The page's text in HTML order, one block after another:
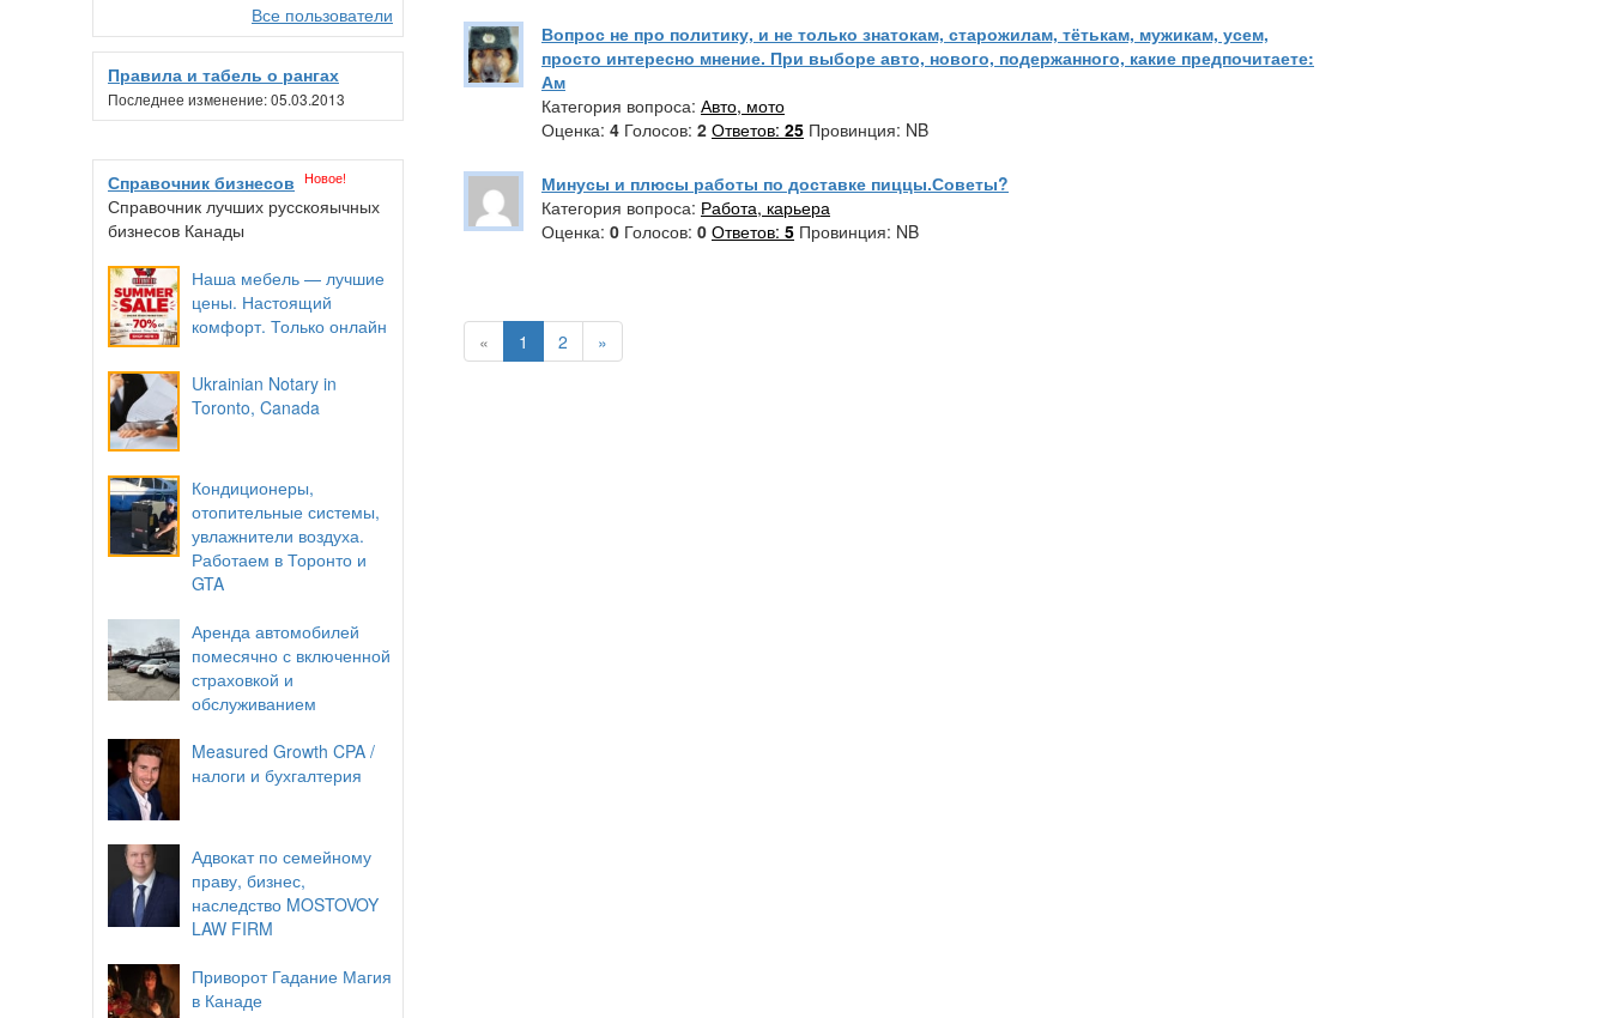
Все пользователи
Правила и табель о рангах
Последнее изменение: 05.03.2013
Справочник бизнесов Новое!
Справочник лучших русскояычных
бизнесов Канады
Наша мебель — лучшие
цены. Настоящий
комфорт. Только онлайн
Ukrainian Notary in
Toronto, Canada
Кондиционеры,
отопительные системы,
увлажнители воздуха.
Работаем в Торонто и
GTA
Аренда автомобилей
помесячно с включенной
страховкой и
обслуживанием
Measured Growth CPA /
налоги и бухгалтерия
Адвокат по семейному
праву, бизнес,
наследство MOSTOVOY
LAW FIRM
Приворот Гадание Магия
в Канаде
Вопрос не про политику, и не только знатокам, старожилам, тётькам, мужикам, усем,
просто интересно мнение. При выборе авто, нового, подержанного, какие предпочитаете:
Ам
Категория вопроса: Авто, мото
Оценка: 4 Голосов: 2 Ответов: 25 Провинция: NB
Минусы и плюсы работы по доставке пиццы.Советы?
Категория вопроса: Работа, карьера
Оценка: 0 Голосов: 0 Ответов: 5 Провинция: NB
« 1 2 »